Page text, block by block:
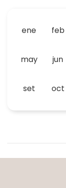
ene feb
may jun
set oct